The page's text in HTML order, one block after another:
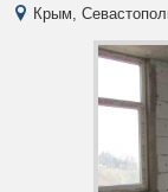
Крым,